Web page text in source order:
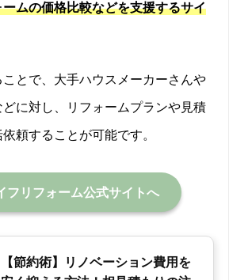
ムの価格比較などを支援するサイ
とで、大手ハウスメーカーさんや
に対し、リフォームプランや見積
頼することが可能です。
フリフォーム公式サイトへ
【節約術】リノベーション費用を